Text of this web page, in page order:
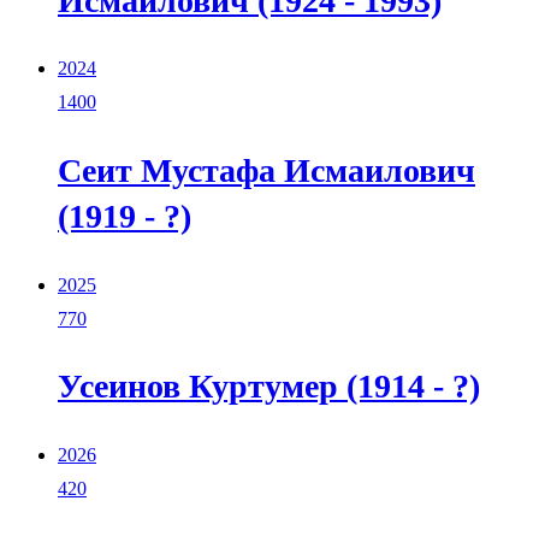
2024
1400
Сеит Мустафа Исмаилович
(1919 - ?)
2025
770
Усеинов Куртумер (1914 - ?)
2026
420